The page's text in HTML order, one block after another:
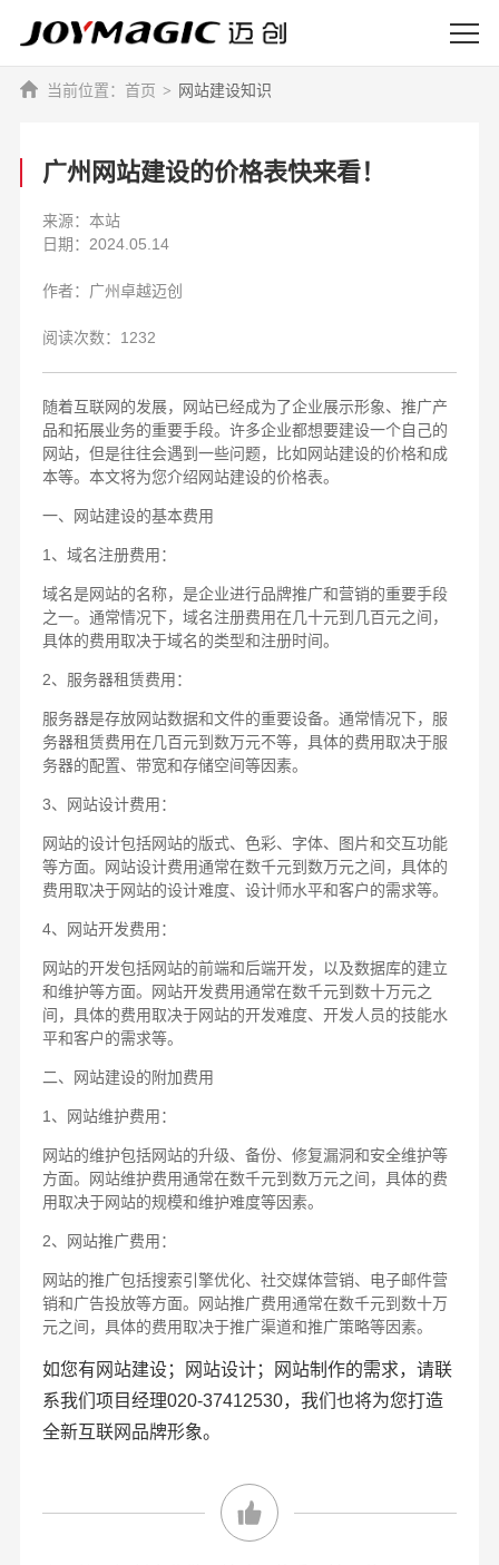
首页 网站建设知识
广州网站建设的价格表快来看！
来源：本站
日期：2024.05.14
作者：广州卓越迈创
阅读次数：1232
随着互联网的发展，网站已经成为了企业展示形象、推广产
品和拓展业务的重要手段。许多企业都想要建设一个自己的
网站，但是往往会遇到一些问题，比如网站建设的价格和成
本等。本文将为您介绍网站建设的价格表。
一、网站建设的基本费用
1、域名注册费用：
域名是网站的名称，是企业进行品牌推广和营销的重要手段
之一。通常情况下，域名注册费用在几十元到几百元之间，
具体的费用取决于域名的类型和注册时间。
2、服务器租赁费用：
服务器是存放网站数据和文件的重要设备。通常情况下，服
务器租赁费用在几百元到数万元不等，具体的费用取决于服
务器的配置、带宽和存储空间等因素。
3、网站设计费用：
网站的设计包括网站的版式、色彩、字体、图片和交互功能
等方面。网站设计费用通常在数千元到数万元之间，具体的
费用取决于网站的设计难度、设计师水平和客户的需求等。
4、网站开发费用：
网站的开发包括网站的前端和后端开发，以及数据库的建立
和维护等方面。网站开发费用通常在数千元到数十万元之
间，具体的费用取决于网站的开发难度、开发人员的技能水
平和客户的需求等。
二、网站建设的附加费用
1、网站维护费用：
网站的维护包括网站的升级、备份、修复漏洞和安全维护等
方面。网站维护费用通常在数千元到数万元之间，具体的费
用取决于网站的规模和维护难度等因素。
2、网站推广费用：
网站的推广包括搜索引擎优化、社交媒体营销、电子邮件营
销和广告投放等方面。网站推广费用通常在数千元到数十万
元之间，具体的费用取决于推广渠道和推广策略等因素。
如您有网站建设；网站设计；网站制作的需求，请联
系我们项目经理020-37412530，我们也将为您打造
全新互联网品牌形象。